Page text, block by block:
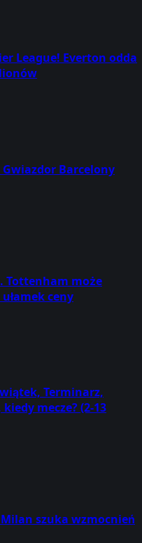
League! Everton odda
Barcelony
Tottenham może
ceny
Terminarz,
mecze? (2-13
szuka wzmocnień